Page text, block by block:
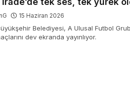
15 Haziran 2026
Belediyesi, A Ulusal Futbol
dev ekranda yayınlıyor.